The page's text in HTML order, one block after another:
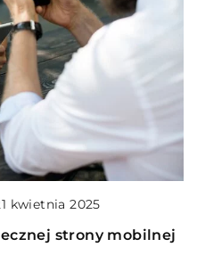
grudnia 2025
fotograficzne do
kwietnia 2025
strony mobilnej
grudnia 2025
do prac